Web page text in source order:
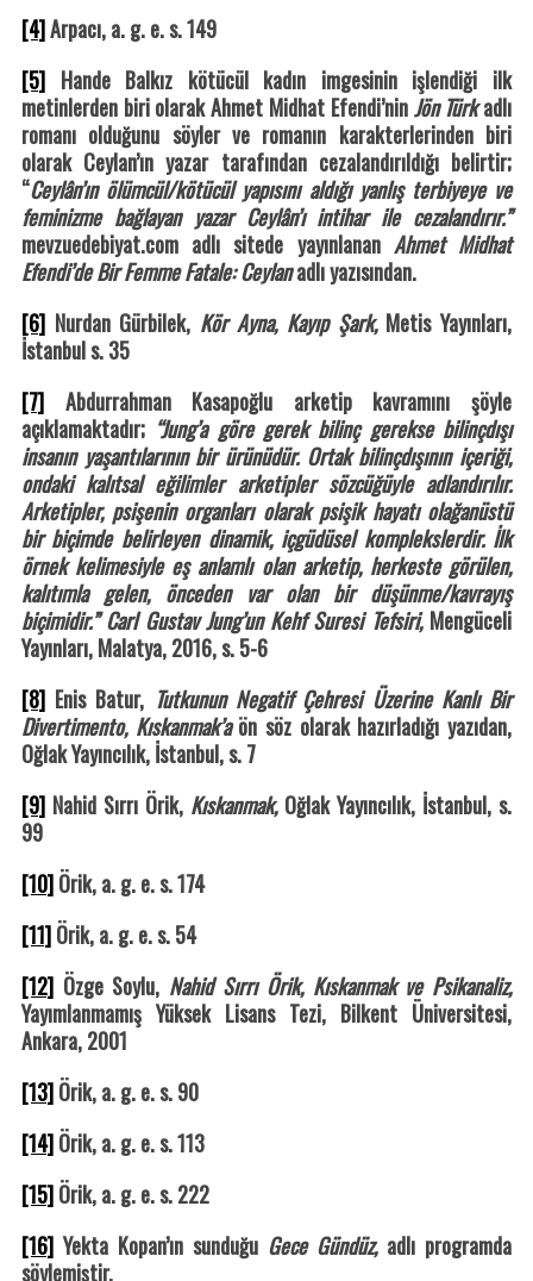
[4]Arpacı, a. g. e. s. 149
[5]Hande Balkız kötücül kadın imgesinin işlendiği ilk
metinlerden biri olarak Ahmet Midhat Efendi’ninJön Türkadlı
romanı olduğunu söyler ve romanın karakterlerinden biri
olarak Ceylan’ın yazar tarafından cezalandırıldığı belirtir;
“Ceylân’ın ölümcül/kötücül yapısını aldığı yanlış terbiyeye ve
feminizme bağlayan yazar Ceylân’ı intihar ile cezalandırır.”
mevzuedebiyat.com adlı sitede yayınlanan Ahmet Midhat
Efendi’de Bir Femme Fatale: Ceylanadlı yazısından.
[6]Nurdan Gürbilek, Kör Ayna, Kayıp Şark, Metis Yayınları,
İstanbul s. 35
[7]Abdurrahman Kasapoğlu arketip kavramını şöyle
açıklamaktadır; “Jung’a göre gerek bilinç gerekse bilinçdışı
insanın yaşantılarının bir ürünüdür. Ortak bilinçdışının içeriği,
ondaki kalıtsal eğilimler arketipler sözcüğüyle adlandırılır.
Arketipler, psişenin organları olarak psişik hayatı olağanüstü
bir biçimde belirleyen dinamik, içgüdüsel komplekslerdir. İlk
örnek kelimesiyle eş anlamlı olan arketip, herkeste görülen,
kalıtımla gelen, önceden var olan bir düşünme/kavrayış
biçimidir.” Carl Gustav Jung’un Kehf Suresi Tefsiri, Mengüceli
Yayınları, Malatya, 2016, s. 5-6
[8]Enis Batur, Tutkunun Negatif Çehresi Üzerine Kanlı Bir
Divertimento, Kıskanmak’aön söz olarak hazırladığı yazıdan,
Oğlak Yayıncılık, İstanbul, s. 7
[9]Nahid Sırrı Örik, Kıskanmak, Oğlak Yayıncılık, İstanbul, s.
99
[10]Örik, a. g. e. s. 174
[11]Örik, a. g. e. s. 54
[12]Özge Soylu, Nahid Sırrı Örik, Kıskanmak ve Psikanaliz,
Yayımlanmamış Yüksek Lisans Tezi, Bilkent Üniversitesi,
Ankara, 2001
[13]Örik, a. g. e. s. 90
[14]Örik, a. g. e. s. 113
[15]Örik, a. g. e. s. 222
[16]Yekta Kopan’ın sunduğu Gece Gündüz, adlı programda
söylemiştir.